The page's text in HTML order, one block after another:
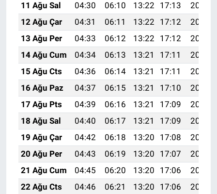
11 Ağu Sal
04:30 06:10 13:22 17:13
20:24
12 Ağu Çar
04:31 06:11 13:22 17:12
20:23
13 Ağu Per
04:33 06:12 13:22 17:12
20:21
14 Ağu Cum
04:34 06:13 13:21 17:11
20:20
15 Ağu Cts
04:36 06:14 13:21 17:11
20:19
16 Ağu Paz
04:37 06:15 13:21 17:10
20:17
17 Ağu Pts
04:39 06:16 13:21 17:09
20:16
18 Ağu Sal
04:40 06:17 13:21 17:09
20:14
19 Ağu Çar
04:42 06:18 13:20 17:08
20:13
20 Ağu Per
04:43 06:19 13:20 17:07
20:12
21 Ağu Cum
04:45 06:20 13:20 17:06
20:10
22 Ağu Cts
04:46 06:21 13:20 17:06
20:09